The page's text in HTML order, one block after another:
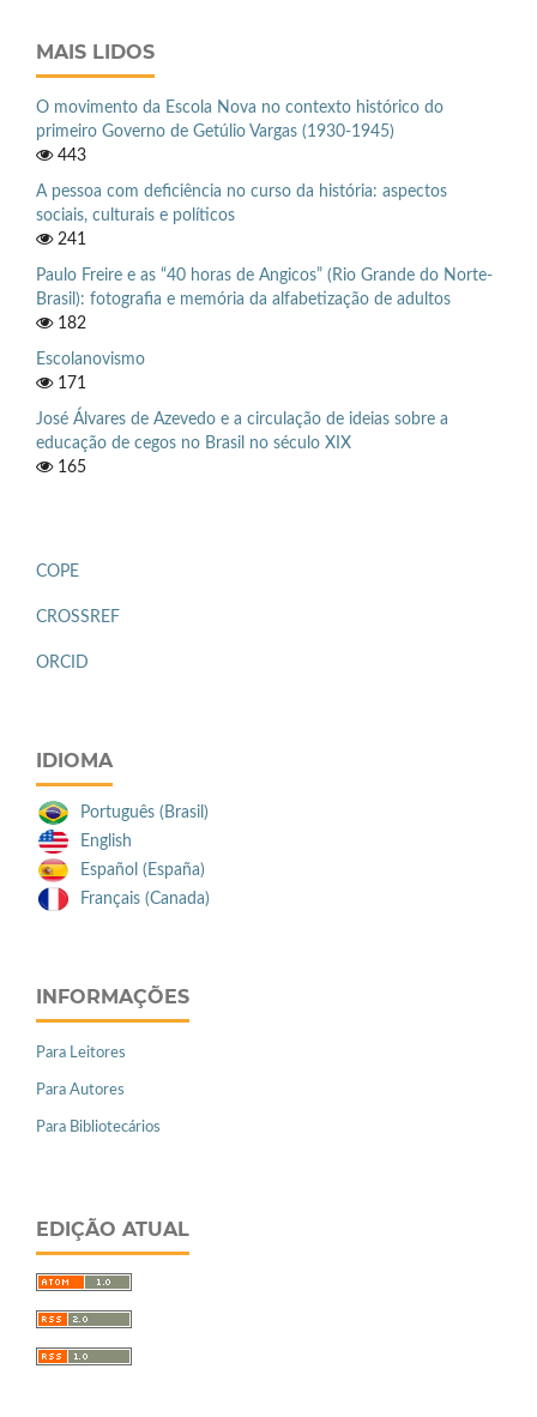
MAIS LIDOS
O movimento da Escola Nova no contexto histórico do
primeiro Governo de Getúlio Vargas (1930-1945)
443
A pessoa com deficiência no curso da história: aspectos
sociais, culturais e políticos
241
Paulo Freire e as “40 horas de Angicos” (Rio Grande do Norte-
Brasil): fotografia e memória da alfabetização de adultos
182
Escolanovismo
171
José Álvares de Azevedo e a circulação de ideias sobre a
educação de cegos no Brasil no século XIX
165
COPE
CROSSREF
ORCID
IDIOMA
Português (Brasil)
English
Español (España)
Français (Canada)
INFORMAÇÕES
Para Leitores
Para Autores
Para Bibliotecários
EDIÇÃO ATUAL